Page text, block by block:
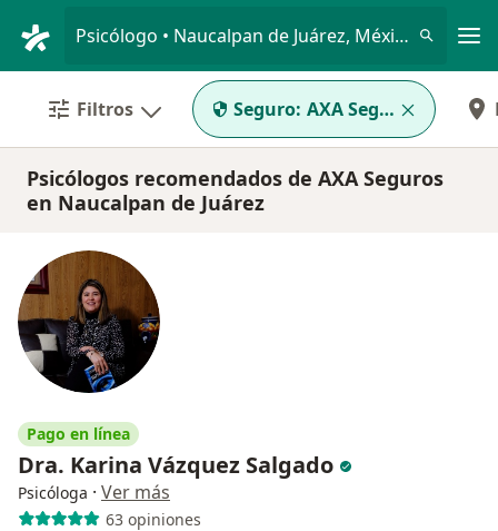
Psicólogo • Naucalpan de Juárez, México
Filtros Seguro: AXA Seguros
Psicólogos recomendados de AXA Seguros
en Naucalpan de Juárez
Pago en línea
Dra. Karina Vázquez Salgado
Psicóloga · Ver más
63 opiniones